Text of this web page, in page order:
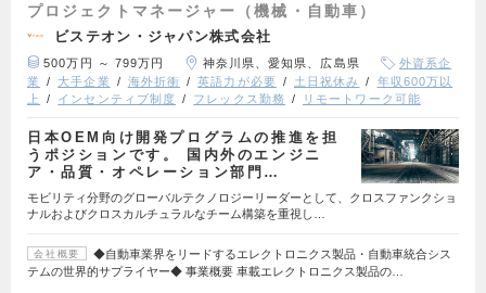
プロジェクトマネージャー（機械・自動車）
ビステオン・ジャパン株式会社
500万円 ～ 799万円 神奈川県、愛知県、広島県
外資系企
業
大手企業 海外折衝 英語力が必要 土日祝休み
年収600万以
上
インセンティブ制度 フレックス勤務 リモートワーク可能
日本OEM向け開発プログラムの推進を担
うポジションです。 国内外のエンジニ
ア・品質・オペレーション部門…
モビリティ分野のグローバルテクノロジーリーダーとして、クロスファンクショ
ナルおよびクロスカルチュラルなチーム構築を重視し…
会社概要
◆自動車業界をリードするエレクトロニクス製品・自動車統合シス
テムの世界的サプライヤー◆ 事業概要 車載エレクトロニクス製品の…